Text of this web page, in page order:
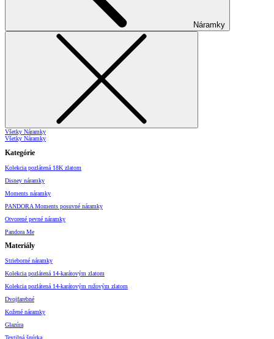
Náramky
Všetky Náramky
Všetky Náramky
Kategórie
Kolekcia pozlátená 18K zlatom
Disney náramky
Moments náramky
PANDORA Moments posuvné náramky
Otvorené pevné náramky
Pandora Me
Materiály
Strieborné náramky
Kolekcia pozlátená 14-karátovým zlatom
Kolekcia pozlátená 14-karátovým ružovým zlatom
Dvojfarebné
Kožené náramky
Glazúra
Textilná šnúrka